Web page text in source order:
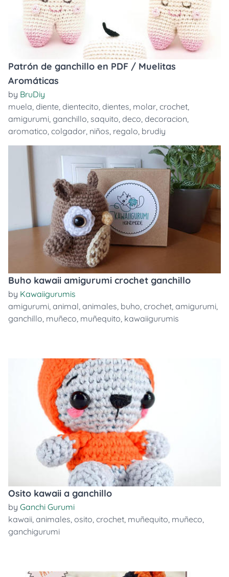
Patrón de ganchillo en PDF / Muelitas
Aromáticas
by BruDiy
muela, diente, dientecito, dientes, molar, crochet,
amigurumi, ganchillo, saquito, deco, decoracion,
aromatico, colgador, niños, regalo, brudiy
Buho kawaii amigurumi crochet ganchillo
by Kawaiigurumis
amigurumi, animal, animales, buho, crochet, amigurumi,
ganchillo, muñeco, muñequito, kawaiigurumis
Osito kawaii a ganchillo
by Ganchi Gurumi
kawaii, animales, osito, crochet, muñequito, muñeco,
ganchigurumi